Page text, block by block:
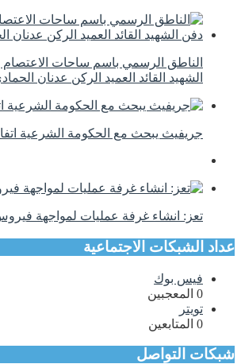
الناطق الرسمي باسم ساحات
الشهيد القائد العميد الركن عدنان
جريفيث يبحث مع الحكومة الشرعية
تعز: انشاء غرفة عمليات لمواجهة
عداد الشبكات الاجتماعية
فيس بوك
0 المعجبين
تويتر
0 المتابعين
شبكات التواصل